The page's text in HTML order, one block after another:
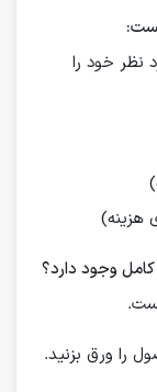
نظر خود را
هزینه)
وجود دارد؟
را ورق بزنید.